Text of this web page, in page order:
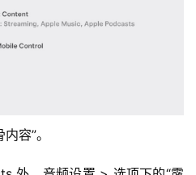
在有一个气候图标可以添加到
可弹出车辆的气候菜单，这也
。
”